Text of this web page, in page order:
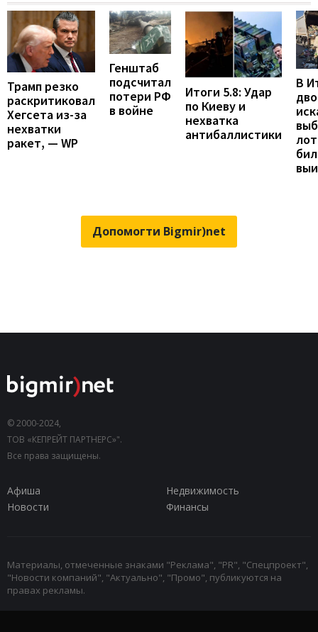
Трамп резко
раскритиковал
Хегсета из-за
нехватки
ракет, — WP
Генштаб
подсчитал
потери РФ
в войне
Итоги 5.8: Удар
по Киеву и
нехватка
антибаллистики
В
Допомогти Bigmir)net
© 2000-2024,
ТОВ «КЕПРЕЙТ ПАРТНЕРС»".
Все права защищены.
Афиша
Недвижимость
Новости
Финансы
Материалы, отмеченные знаками "Реклама", "PR", "Спецпроект",
"Новости компаний", "Актуально", "Промо", публикуются на
правах рекламы.